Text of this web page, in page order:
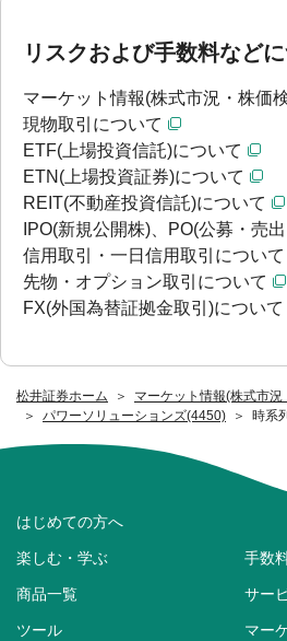
松井証券ホーム
マーケット情報(株式市
パワーソリューションズ(4450)
時系
リスクおよび手数料など
マーケット情報(株式市況・株価
現物取引について
ETF(上場投資信託)について
ETN(上場投資証券)について
REIT(不動産投資信託)について
IPO(新規公開株)、PO(公募・売
信用取引・一日信用取引について
先物・オプション取引について
FX(外国為替証拠金取引)について
はじめての方へ
楽しむ・学ぶ 手数
商品一覧 サー
ツール
マー